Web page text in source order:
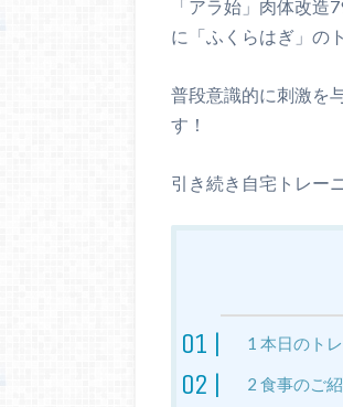
「アラ始」肉体改造
に「ふくらはぎ」の
普段意識的に刺激を
す！
引き続き自宅トレー
1 本日のト
2 食事のご